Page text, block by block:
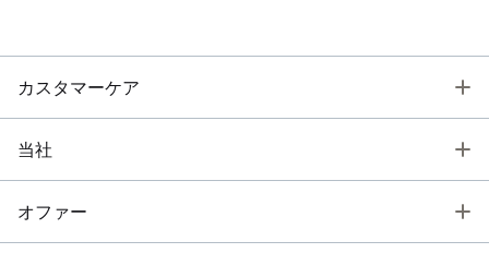
カスタマーケア
当社
オファー